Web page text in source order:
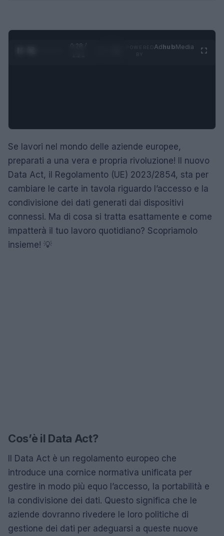
0:29 /
AdhubMedia
Se lavori nel mondo delle aziende europee,
preparati a una vera e propria rivoluzione! Il nuovo
Data Act, il Regolamento (UE) 2023/2854, sta per
cambiare le carte in tavola riguardo l’accesso e la
condivisione dei dati generati dai dispositivi
connessi. Ma di cosa si tratta esattamente e come
impatterà il tuo lavoro quotidiano? Scopriamolo
insieme! 💡
Cos’è il Data Act?
Il Data Act è un regolamento europeo che
introduce una cornice normativa unificata per
gestire in modo più equo l’accesso, la portabilità e
la condivisione dei dati. Questo significa che le
aziende dovranno rivedere le loro politiche di
gestione dei dati per adeguarsi a queste nuove